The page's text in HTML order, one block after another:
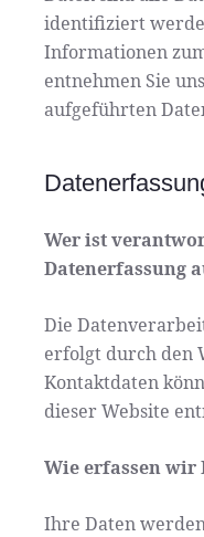
identifiziert
Informationen
entnehmen Sie
aufgeführten
Wer ist
Datenerfassung
Die
erfolgt durch den
Kontaktdaten
dieser Website
Wie erfassen wir
Ihre Daten